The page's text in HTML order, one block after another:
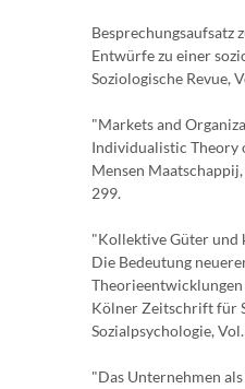
Besprechungsaufsatz
Entwürfe zu einer
Soziologische Revue,
"Markets and
Individualistic Theory
Mensen
299.
"Kollektive Güter und
Die Bedeutung
Theorieentwicklungen
Kölner Zeitschrift für
Sozialpsychologie,
"Das Unternehmen